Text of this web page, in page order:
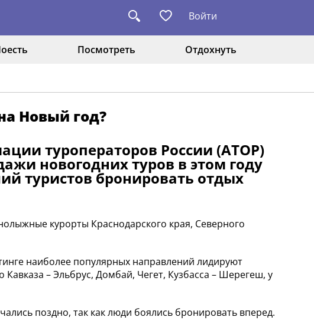
Войти
Посмотреть Отдохнуть
Новый год?
туроператоров России (АТОР)
новогодних туров в этом году
туристов бронировать отдых
курорты Краснодарского края, Северного
наиболее популярных направлений лидируют
– Эльбрус, Домбай, Чегет, Кузбасса – Шерегеш, у
поздно, так как люди боялись бронировать вперед.